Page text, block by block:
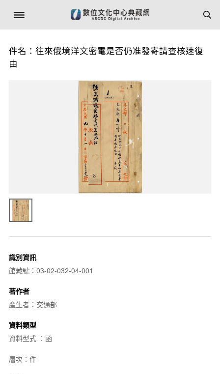
件名：往來俄境洋文密電是否仍准發寄請查核速復
由
識別資訊
館藏號：03-02-032-04-001
著作者
產生者：交通部
資料類型
資料型式 ：函
層次：件